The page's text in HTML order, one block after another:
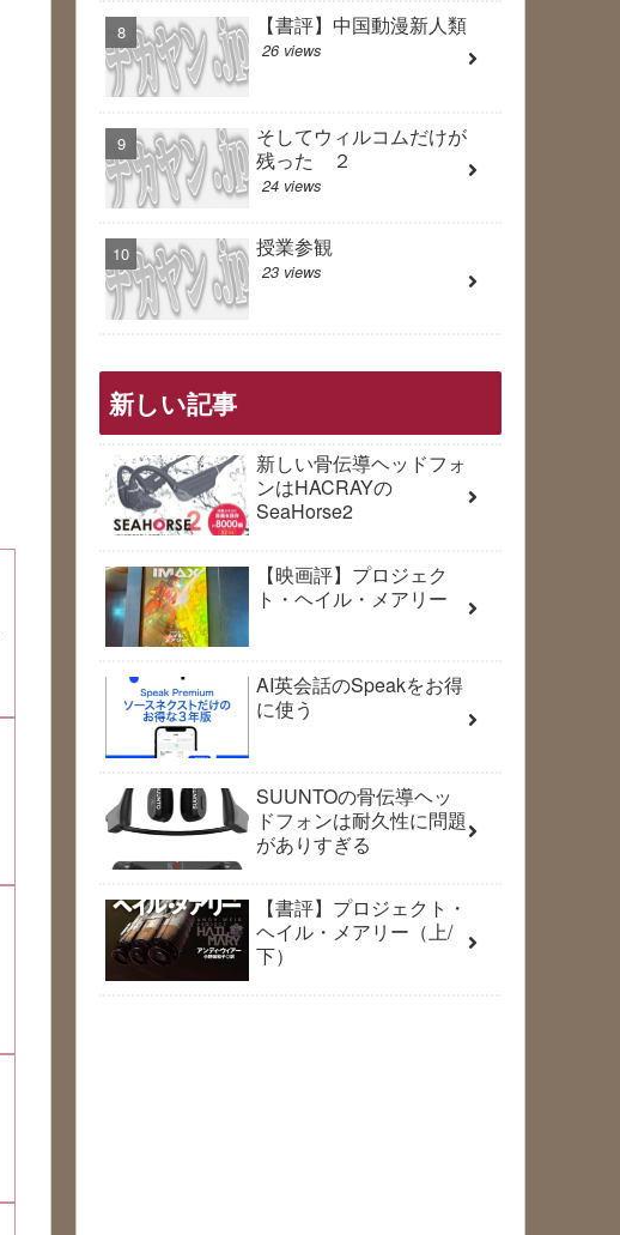
【書評】中国動漫新人類
26 views
そしてウィルコムだけが
残った ２
24 views
授業参観
23 views
新しい記事
新しい骨伝導ヘッドフォ
ンはHACRAYの
SeaHorse2
【映画評】プロジェク
ト・ヘイル・メアリー
AI英会話のSpeakをお得
に使う
SUUNTOの骨伝導ヘッ
ドフォンは耐久性に問題
がありすぎる
【書評】プロジェクト・
ヘイル・メアリー（上/
下）